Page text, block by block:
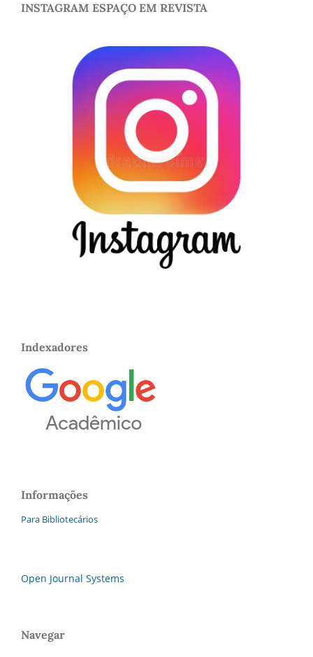
INSTAGRAM ESPAÇO EM REVISTA
Indexadores
Informações
Para Bibliotecários
Open Journal Systems
Navegar